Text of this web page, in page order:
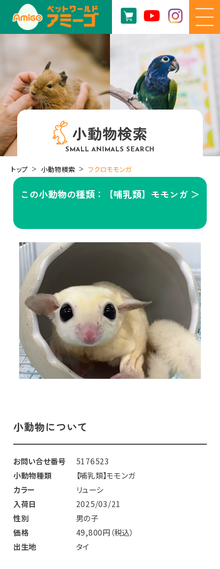
小動物検索
SMALL ANIMALS SEARCH
トップ 小動物検索 フクロモモンガ
この小動物の種類：【哺乳類】モモンガ ＞
小動物について
お問い合せ番号
5176523
小動物種類
【哺乳類】モモンガ
カラー
リューシ
入荷日
2025/03/21
性別
男の子
価格
49,800円（税込）
出生地
タイ